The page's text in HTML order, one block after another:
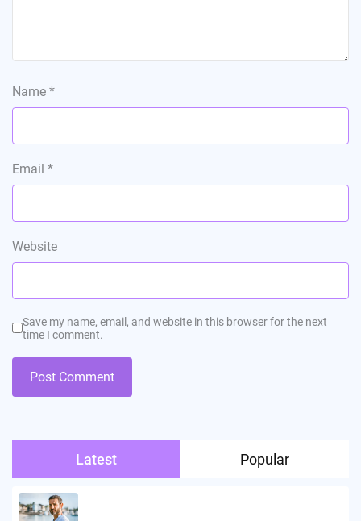
Name *
Email *
Website
Save my name, email, and website in this browser for the next
time I comment.
Latest Popular